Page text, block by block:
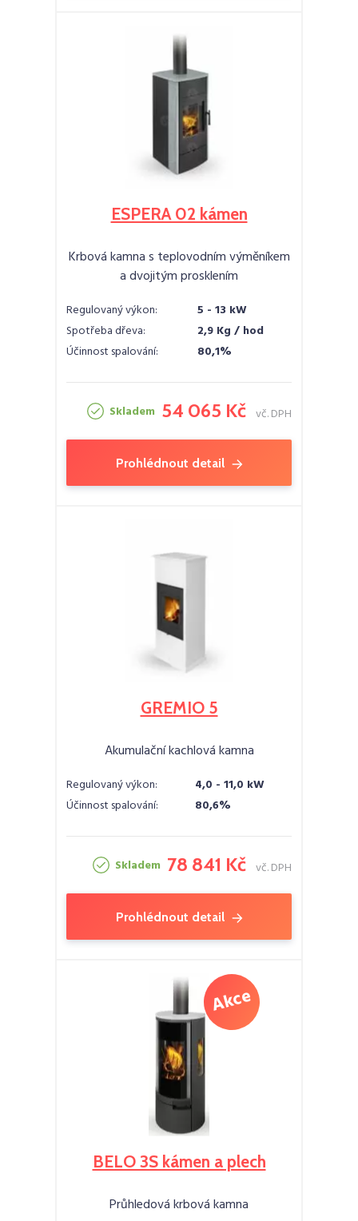
ESPERA 02 kámen
Krbová kamna s teplovodním výměníkem
a dvojitým prosklením
Regulovaný výkon:
5 - 13 kW
Spotřeba dřeva:
2,9 Kg / hod
Účinnost spalování:
80,1%
Skladem 54 065 Kč vč. DPH
Prohlédnout detail
GREMIO 5
Akumulační kachlová kamna
Regulovaný výkon:
4,0 - 11,0 kW
Účinnost spalování:
80,6%
Skladem 78 841 Kč vč. DPH
Prohlédnout detail
BELO 3S kámen a plech
Průhledová krbová kamna